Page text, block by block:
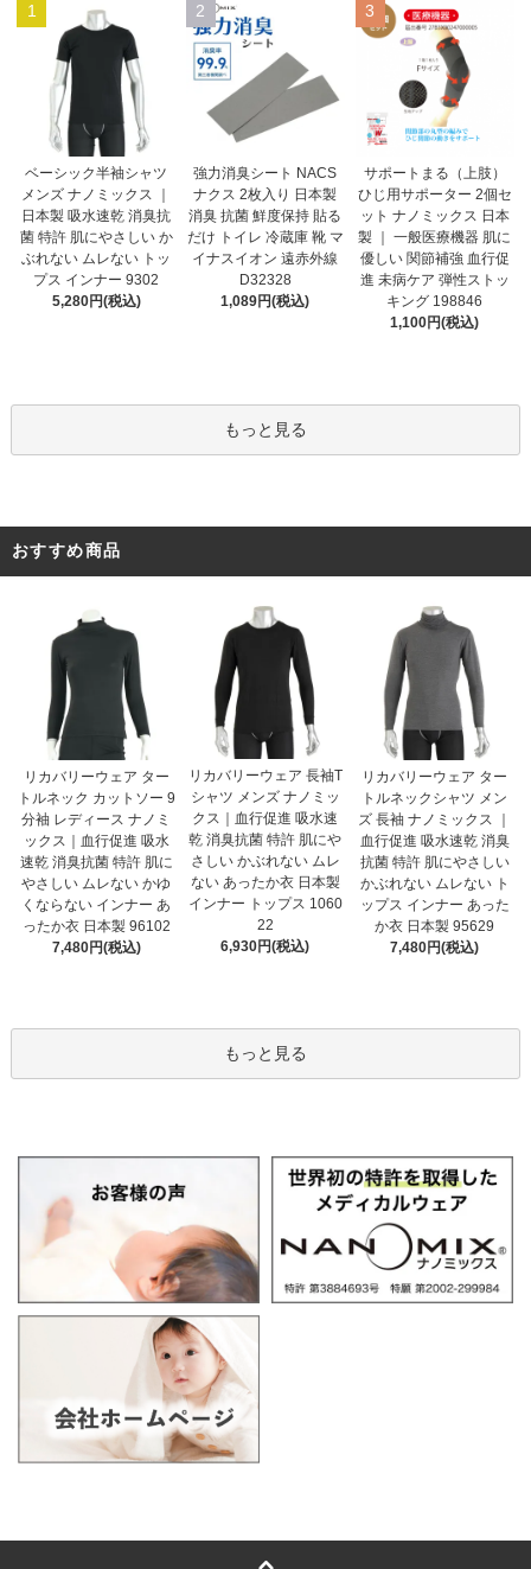
1
ベーシック半袖シャツ
メンズ ナノミックス ｜
日本製 吸水速乾 消臭抗
菌 特許 肌にやさしい か
ぶれない ムレない トッ
プス インナー 9302
5,280円(税込)
2
強力消臭シート NACS
ナクス 2枚入り 日本製
消臭 抗菌 鮮度保持 貼る
だけ トイレ 冷蔵庫 靴 マ
イナスイオン 遠赤外線
D32328
1,089円(税込)
3
サポートまる（上肢）
ひじ用サポーター 2個セ
ット ナノミックス 日本
製 ｜ 一般医療機器 肌に
優しい 関節補強 血行促
進 未病ケア 弾性ストッ
キング 198846
1,100円(税込)
もっと見る
おすすめ商品
リカバリーウェア ター
トルネック カットソー 9
分袖 レディース ナノミ
ックス｜血行促進 吸水
速乾 消臭抗菌 特許 肌に
やさしい ムレない かゆ
くならない インナー あ
ったか衣 日本製 96102
7,480円(税込)
リカバリーウェア 長袖T
シャツ メンズ ナノミッ
クス｜血行促進 吸水速
乾 消臭抗菌 特許 肌にや
さしい かぶれない ムレ
ない あったか衣 日本製
インナー トップス 1060
22
6,930円(税込)
リカバリーウェア ター
トルネックシャツ メン
ズ 長袖 ナノミックス ｜
血行促進 吸水速乾 消臭
抗菌 特許 肌にやさしい
かぶれない ムレない ト
ップス インナー あった
か衣 日本製 95629
7,480円(税込)
もっと見る